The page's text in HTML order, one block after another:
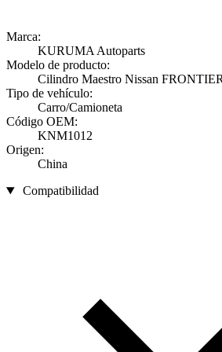
Marca:
KURUMA Autoparts
Modelo de producto:
Cilindro Maestro Nissan
Tipo de vehículo:
Carro/Camioneta
Código OEM:
KNM1012
Origen:
China
Compatibilidad